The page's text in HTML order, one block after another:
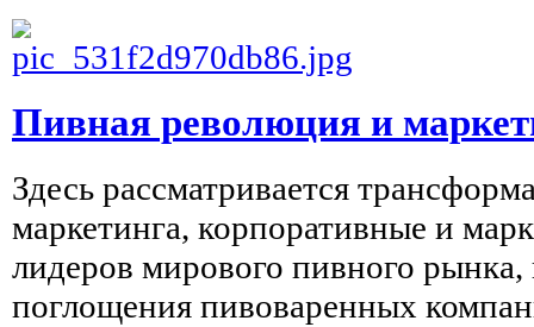
Пивная революция и
Здесь рассматривается
маркетинга, корпоративные и
лидеров мирового пивного
поглощения пивоваренных